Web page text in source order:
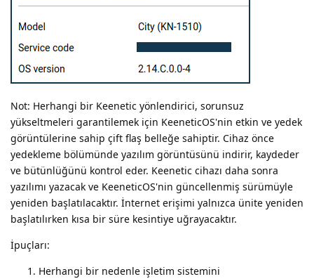
Not: Herhangi bir Keenetic yönlendirici, sorunsuz
yükseltmeleri garantilemek için KeeneticOS'nin etkin ve yedek
görüntülerine sahip çift flaş belleğe sahiptir. Cihaz önce
yedekleme bölümünde yazılım görüntüsünü indirir, kaydeder
ve bütünlüğünü kontrol eder. Keenetic cihazı daha sonra
yazılımı yazacak ve KeeneticOS'nin güncellenmiş sürümüyle
yeniden başlatılacaktır. İnternet erişimi yalnızca ünite yeniden
başlatılırken kısa bir süre kesintiye uğrayacaktır.
İpuçları:
Herhangi bir nedenle işletim sistemini